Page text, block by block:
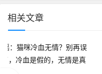
相关文章